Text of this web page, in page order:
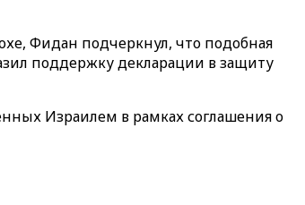
Фидан подчеркнул, что подобная
поддержку декларации в защиту
Израилем в рамках соглашения о